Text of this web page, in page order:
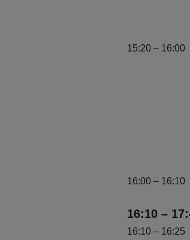
15:20– 16:00
16:00 –
16:10 –
16:10 –